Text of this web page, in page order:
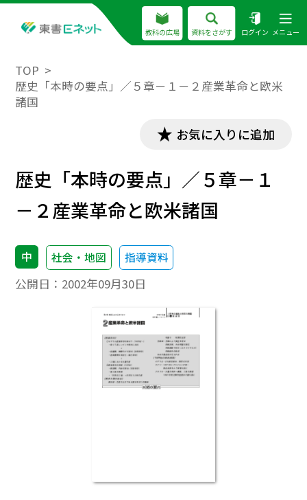
教科の広場 資料をさがす ログイン メニュー
TOP
歴史「本時の要点」／５章－１－２産業革命と欧米
諸国
お気に入りに追加
歴史「本時の要点」／５章－１
－２産業革命と欧米諸国
中 社会・地図 指導資料
公開日： 2002年09月30日